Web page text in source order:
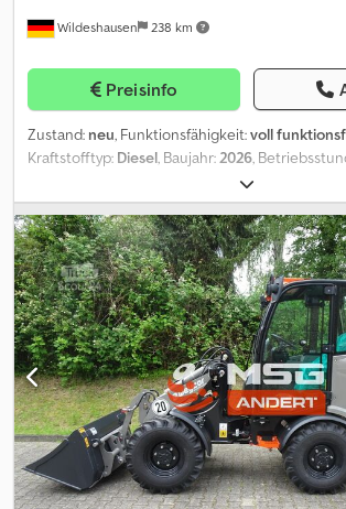
Wildeshausen 238 km
Preisinfo
Zustand: neu, Funktionsfähigkeit:voll
Kraftstofftyp: Diesel , Baujahr: 2026 ,
Weyhausen Radlader AR480T Technische Daten
Maschinengewicht 6000 kg Motor: Fabrikat:
TD 2.9 L4 Leistung: 55,4 kW (75,3 PS) bei 2200 U/
Drehmoment: 260 Nm bei 1600 U/min Hubraum:
Zylinderzahl: 4 in Reihe Bauart: wassergekühlt
Stufe V Abgasreinigungssystem: DOC &
Zusatzausstattung: Vorbereitung für Anbau
Kabelsatz, Abschalter und Steckdose
Radioeinbau komplett, ohne Radio, inkl.
Antenne Rückenlehne mit Kopfstütze (nur für
SEA0011) Lenksäule, höhenverstellbar inkl.
inkl. Greiferschaufel 2090mm Dkedpfx Ajzr Hh
Zwischenverkauf der vorrätigen Neumaschine
vorbehalten. Druckfehler vorbehalten.